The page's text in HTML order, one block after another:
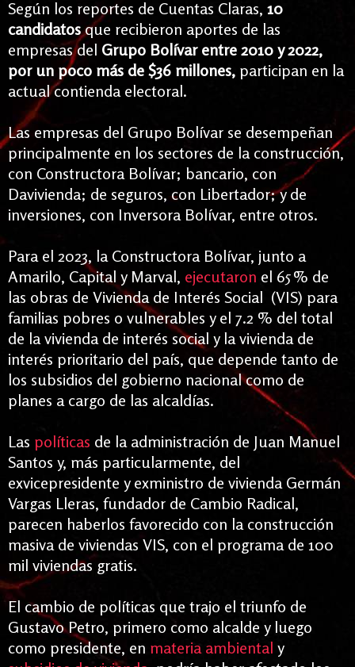
Según los reportes de Cuentas Claras, 10
candidatosque recibieron aportes de las
empresas del Grupo Bolívar entre 2010 y 2022,
por un poco más de $36 millones, participan en la
actual contienda electoral.
Las empresas del Grupo Bolívar se desempeñan
principalmente en los sectores de la construcción,
con Constructora Bolívar; bancario, con
Davivienda; de seguros, con Libertador; y de
inversiones, con Inversora Bolívar, entre otros.
Para el 2023, la Constructora Bolívar, junto a
Amarilo, Capital y Marval, ejecutaron el 65 % de
las obras de Vivienda de Interés Social (VIS) para
familias pobres o vulnerables y el 7.2 % del total
de la vivienda de interés social y la vivienda de
interés prioritario del país, que depende tanto de
los subsidios del gobierno nacional como de
planes a cargo de las alcaldías.
Las políticas de la administración de Juan Manuel
Santos y, más particularmente, del
exvicepresidente y exministro de vivienda Germán
Vargas Lleras, fundador de Cambio Radical,
parecen haberlos favorecido con la construcción
masiva de viviendas VIS, con el programa de 100
mil viviendas gratis.
El cambio de políticas que trajo el triunfo de
Gustavo Petro, primero como alcalde y luego
como presidente, en materia ambiental y